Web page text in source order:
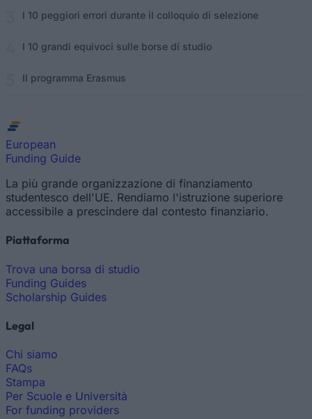
I 10 peggiori errori durante il colloquio di selezione
I 10 grandi equivoci sulle borse di studio
Il programma Erasmus
European
Funding Guide
La più grande organizzazione di finanziamento
studentesco dell'UE. Rendiamo l'istruzione superiore
accessibile a prescindere dal contesto finanziario.
Piattaforma
Trova una borsa di studio
Funding Guides
Scholarship Guides
Legal
Chi siamo
FAQs
Stampa
Per Scuole e Università
For funding providers